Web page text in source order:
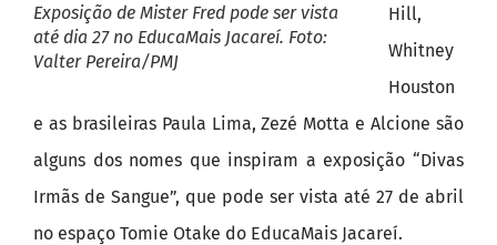
Exposição de Mister Fred pode ser vista
até dia 27 no EducaMais Jacareí. Foto:
Valter Pereira/PMJ
Hill,
Whitney
Houston
e as brasileiras Paula Lima, Zezé Motta e Alcione são
alguns dos nomes que inspiram a exposição “Divas
Irmãs de Sangue”, que pode ser vista até 27 de abril
no espaço Tomie Otake do EducaMais Jacareí.